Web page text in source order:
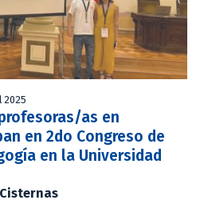
2025
as en
en 2do Congreso de
en la Universidad